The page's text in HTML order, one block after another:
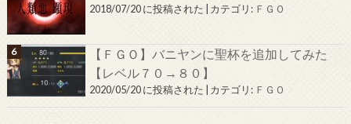
2018/07/20 に投稿された カテゴリ: ＦＧＯ
【ＦＧＯ】バニヤンに聖杯を追加してみた
【レベル７０→８０】
2020/05/20 に投稿された カテゴリ: ＦＧＯ